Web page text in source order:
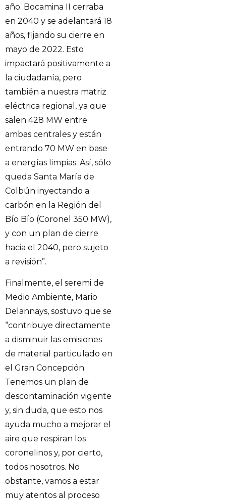
año. Bocamina II cerraba
en 2040 y se adelantará 18
años, fijando su cierre en
mayo de 2022. Esto
impactará positivamente a
la ciudadanía, pero
también a nuestra matriz
eléctrica regional, ya que
salen 428 MW entre
ambas centrales y están
entrando 70 MW en base
a energías limpias. Así, sólo
queda Santa María de
Colbún inyectando a
carbón en la Región del
Bío Bío (Coronel 350 MW),
y con un plan de cierre
hacia el 2040, pero sujeto
a revisión”.
Finalmente, el seremi de
Medio Ambiente, Mario
Delannays, sostuvo que se
“contribuye directamente
a disminuir las emisiones
de material particulado en
el Gran Concepción.
Tenemos un plan de
descontaminación vigente
y, sin duda, que esto nos
ayuda mucho a mejorar el
aire que respiran los
coronelinos y, por cierto,
todos nosotros. No
obstante, vamos a estar
muy atentos al proceso